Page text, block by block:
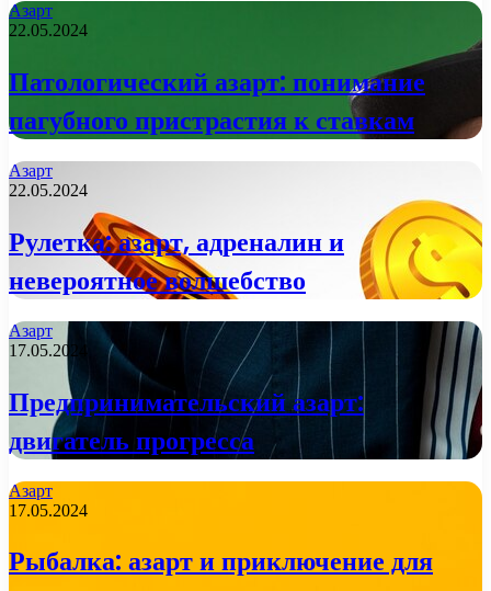
Азарт
22.05.2024
Патологический азарт: понимание
пагубного пристрастия к ставкам
Азарт
22.05.2024
Рулетка: азарт, адреналин и
невероятное волшебство
Азарт
17.05.2024
Предпринимательский азарт:
двигатель прогресса
Азарт
17.05.2024
Рыбалка: азарт и приключение для